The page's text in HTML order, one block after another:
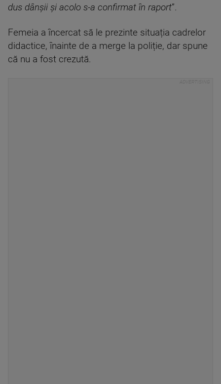
dus dânșii și acolo s-a confirmat în raport”.
Femeia a încercat să le prezinte situația cadrelor
didactice, înainte de a merge la poliție, dar spune
că nu a fost crezută.